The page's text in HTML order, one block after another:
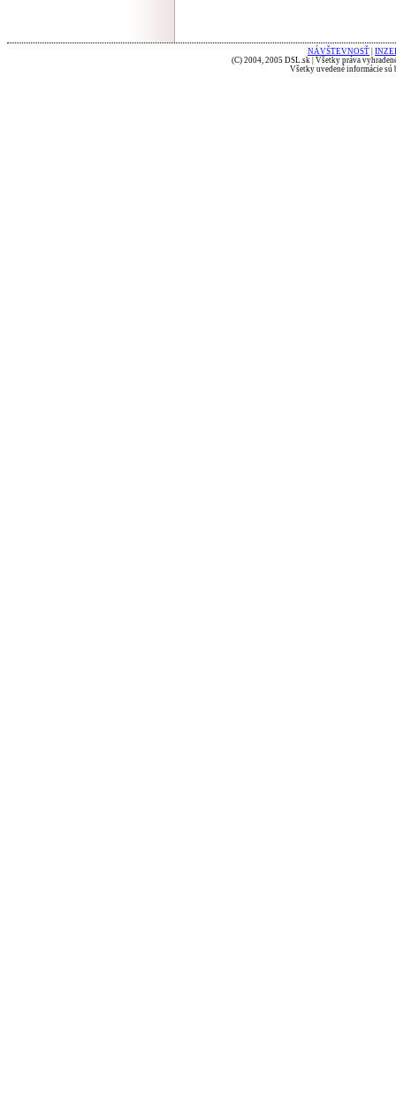
NÁVŠTEVNOSŤ
(C) 2004, 2005 DSL.sk | Všetky práva
Všetky uvedené informácie sú